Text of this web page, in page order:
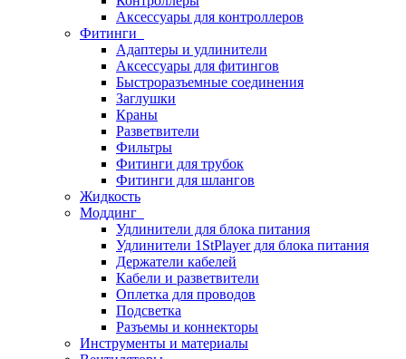
Аксессуары для контроллеров
Фитинги
Адаптеры и удлинители
Аксессуары для фитингов
Быстроразъемные соединения
Заглушки
Краны
Разветвители
Фильтры
Фитинги для трубок
Фитинги для шлангов
Жидкость
Моддинг
Удлинители для блока питания
Удлинители 1StPlayer для блока питания
Держатели кабелей
Кабели и разветвители
Оплетка для проводов
Подсветка
Разъемы и коннекторы
Инструменты и материалы